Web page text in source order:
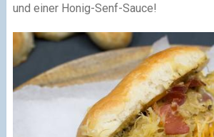
und einer Honig-Senf-Sauce!